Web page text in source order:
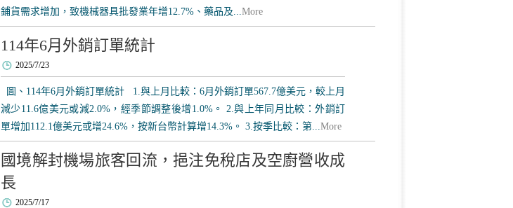
鋪貨需求增加，致機械器具批發業年增12.7%、藥品及...More
114年6月外銷訂單統計
2025/7/23
圖、114年6月外銷訂單統計 1.與上月比較：6月外銷訂單567.7億美元，較上月
減少11.6億美元或減2.0%，經季節調整後增1.0%。 2.與上年同月比較：外銷訂
單增加112.1億美元或增24.6%，按新台幣計算增14.3%。 3.按季比較：第...More
國境解封機場旅客回流，挹注免稅店及空廚營收成
長
2025/7/17